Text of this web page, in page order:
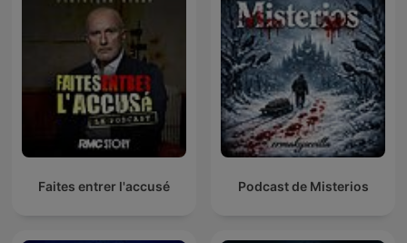
Faites entrer l'accusé Podcast de Misterios